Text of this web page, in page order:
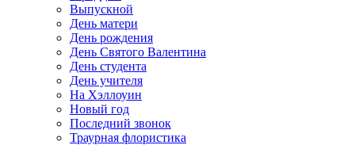
Выпускной
День матери
День рождения
День Святого Валентина
День студента
День учителя
На Хэллоуин
Новый год
Последний звонок
Траурная флористика